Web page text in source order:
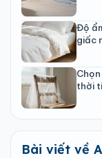
Độ
giấc
thời
Bài viết về